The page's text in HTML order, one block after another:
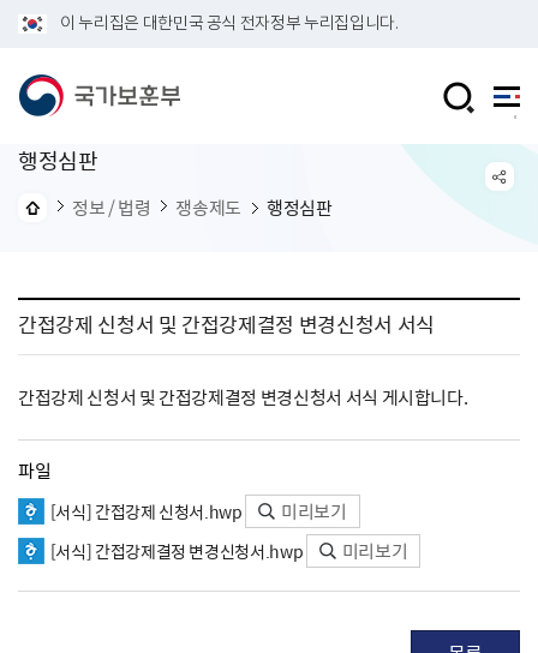
이 누리집은 대한민국 공식 전자정부 누리집입니다.
행정심판
정보 / 법령 쟁송제도 행정심판
간접강제 신청서 및 간접강제결정 변경신청서 서식
간접강제 신청서 및 간접강제결정 변경신청서 서식 게시합니다.
파일
[서식] 간접강제 신청서.hwp 미리보기
[서식] 간접강제결정 변경신청서.hwp 미리보기